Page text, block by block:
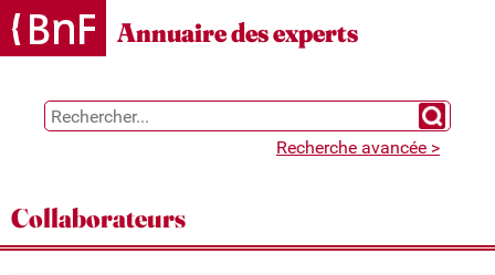
Gestion des cookies
Annuaire des experts
Chercher
Recherche avancée >
Collaborateurs